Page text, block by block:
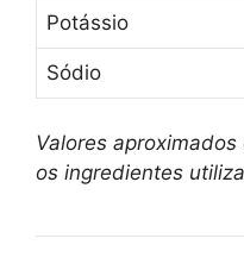
Potássio
Sódio
Valores
os ingredientes